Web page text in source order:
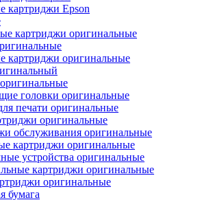
картриджи Epson
картриджи оригинальные
картриджи оригинальные
головки оригинальные
печати оригинальные
оригинальные
обслуживания оригинальные
картриджи оригинальные
устройства оригинальные
картриджи оригинальные
оригинальные
бумага